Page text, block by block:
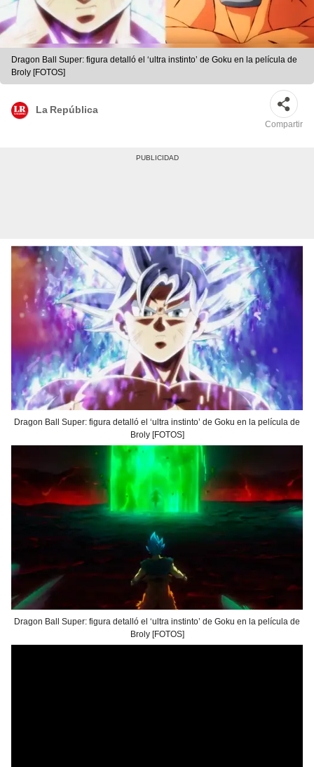
Dragon Ball Super: figura detalló el ‘ultra instinto’ de Goku en la película de
Broly [FOTOS]
La República
Compartir
Dragon Ball Super: figura detalló el ‘ultra instinto’ de Goku en la película de
Broly [FOTOS]
Dragon Ball Super: figura detalló el ‘ultra instinto’ de Goku en la película de
Broly [FOTOS]